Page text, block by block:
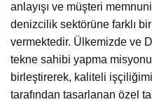
anlayışı ve müşteri
denizcilik sektörüne farklı bir
vermektedir. Ülkemizde ve
tekne sahibi yapma
birleştirerek, kaliteli
tarafından tasarlanan özel